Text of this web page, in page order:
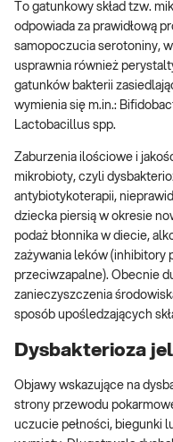
To gatunkowy skład tzw.
odpowiada za prawidłową
samopoczucia serotoniny,
usprawnia również
gatunków bakterii
wymienia się m.in.:
Lactobacillus spp.
Zaburzenia ilościowe i
mikrobioty, czyli
antybiotykoterapii,
dziecka piersią w okresie
podaż błonnika w diecie,
zażywania leków (inhibitory
przeciwzapalne). Obecnie
zanieczyszczenia
sposób upośledzających
Dysbakterioza
Objawy wskazujące na
strony przewodu
uczucie pełności, biegunki